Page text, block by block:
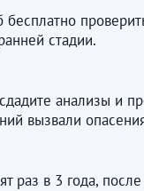
стадии.
анализы и
вызвали
раз в 3 года,